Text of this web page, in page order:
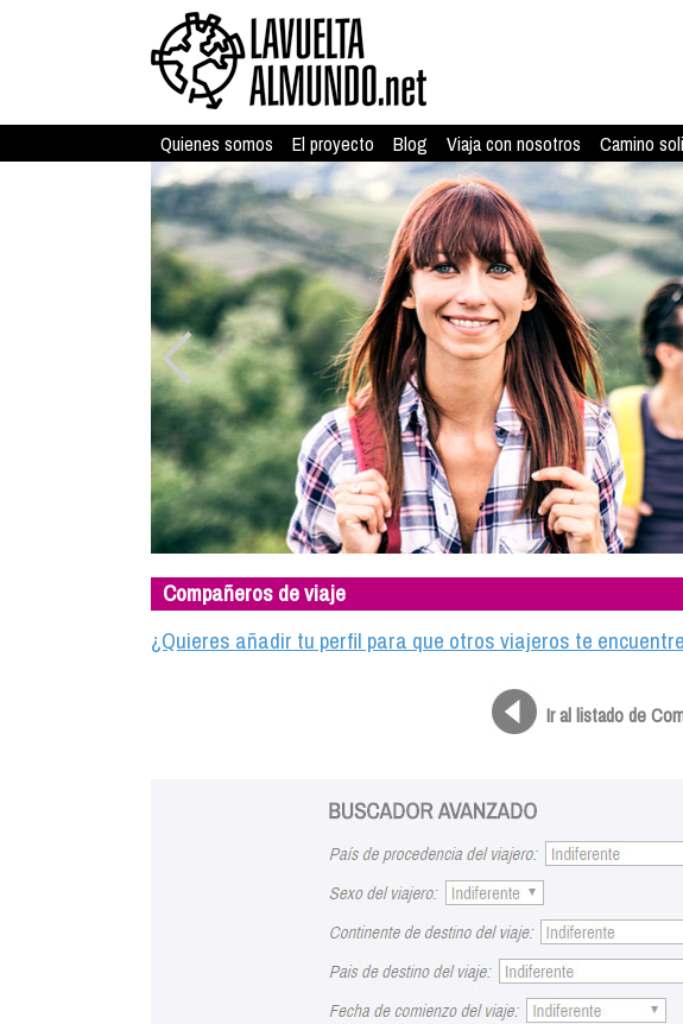
Quienes somos El proyecto Blog Viaja con nosotros Camino
Compañeros de viaje
¿Quieres añadir tu perfil para que otros viajeros te
Ir al listado de